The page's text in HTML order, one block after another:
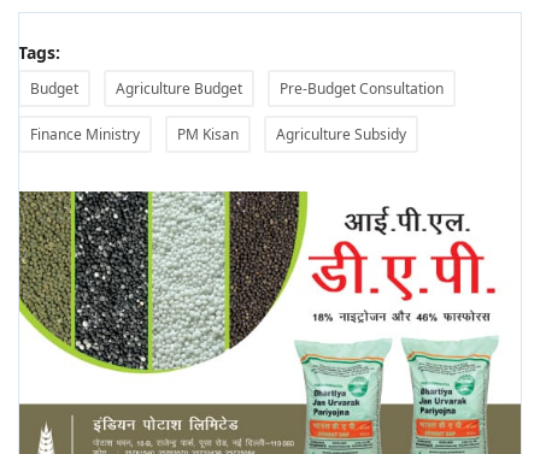
Tags:
Budget Agriculture Budget Pre-Budget Consultation
Finance Ministry PM Kisan Agriculture Subsidy